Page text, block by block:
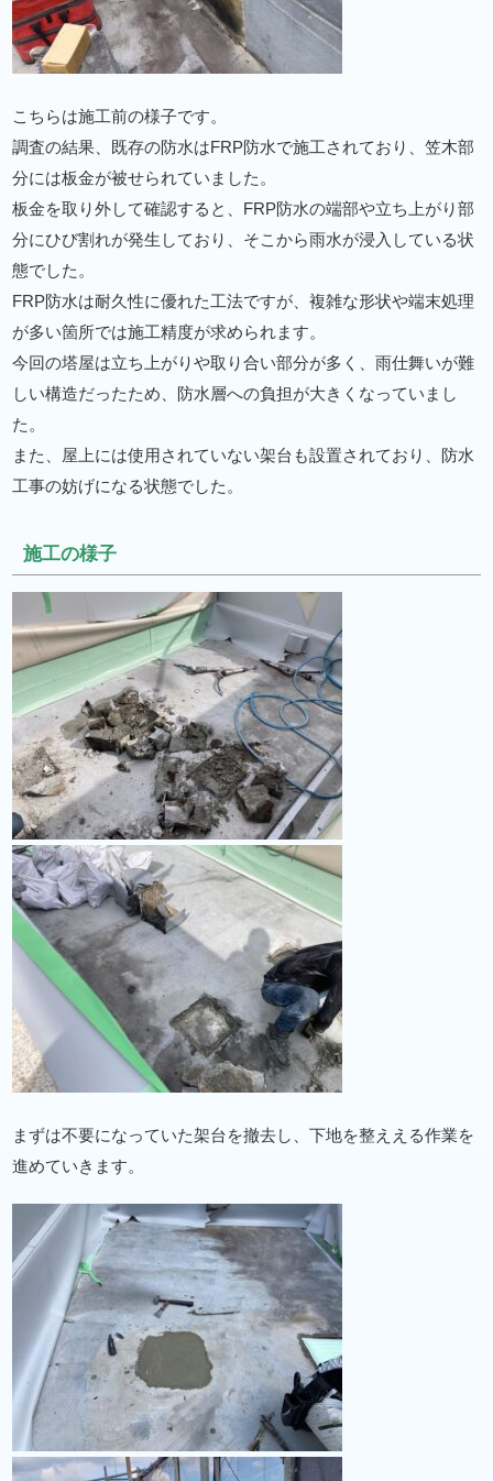
こちらは施工前の様子です。
調査の結果、既存の防水はFRP防水で施工されており、笠木部
分には板金が被せられていました。
板金を取り外して確認すると、FRP防水の端部や立ち上がり部
分にひび割れが発生しており、そこから雨水が浸入している状
態でした。
FRP防水は耐久性に優れた工法ですが、複雑な形状や端末処理
が多い箇所では施工精度が求められます。
今回の塔屋は立ち上がりや取り合い部分が多く、雨仕舞いが難
しい構造だったため、防水層への負担が大きくなっていまし
た。
また、屋上には使用されていない架台も設置されており、防水
工事の妨げになる状態でした。
施工の様子
まずは不要になっていた架台を撤去し、下地を整ええる作業を
進めていきます。